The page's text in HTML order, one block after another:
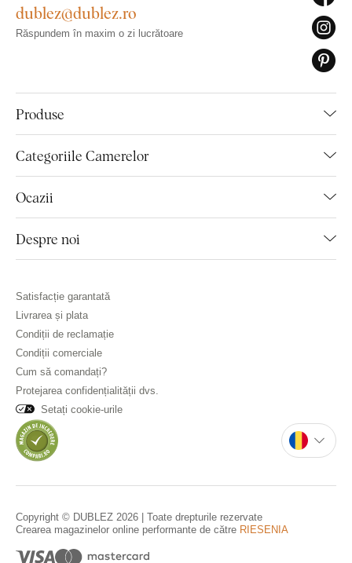
Produse
Categoriile Camerelor
Ocazii
Despre noi
dublez@dublez.ro
Răspundem în maxim o zi lucrătoare
Satisfacție garantată
Livrarea și plata
Condiții de reclamație
Condiții comerciale
Cum să comandați?
Protejarea confidențialității dvs.
Setați cookie-urile
Copyright © DUBLEZ 2026 | Toate drepturile rezervate
Crearea magazinelor online performante de către RIESENIA